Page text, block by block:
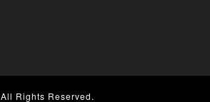
All Rights Reserved.